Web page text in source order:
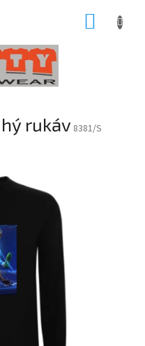
rukáv 8381/S